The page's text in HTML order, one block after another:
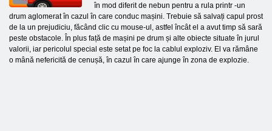
în mod diferit de nebun pentru a rula printr -un
drum aglomerat în cazul în care conduc mașini. Trebuie să salvați capul prost
de la un prejudiciu, făcând clic cu mouse-ul, astfel încât el a avut timp să sară
peste obstacole. În plus față de mașini pe drum și alte obiecte situate în jurul
valorii, iar pericolul special este setat pe foc la cablul exploziv. El va rămâne
o mână nefericită de cenușă, în cazul în care ajunge în zona de explozie.